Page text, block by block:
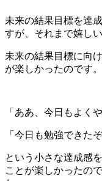
未来の結果目標を達
すが、それまで嬉し
未来の結果目標に向
が楽しかったのです。
「ああ、今日もよく
「今日も勉強できたぞ
という小さな達成感
ことが楽しかったの